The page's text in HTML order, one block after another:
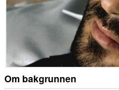
Om bakgrunnen